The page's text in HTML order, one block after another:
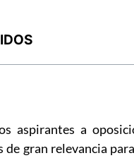
aspirantes a
de gran relevancia